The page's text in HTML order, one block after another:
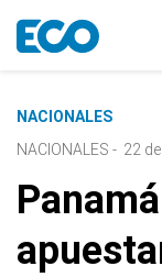
NACIONALES
NACIONALES - 22